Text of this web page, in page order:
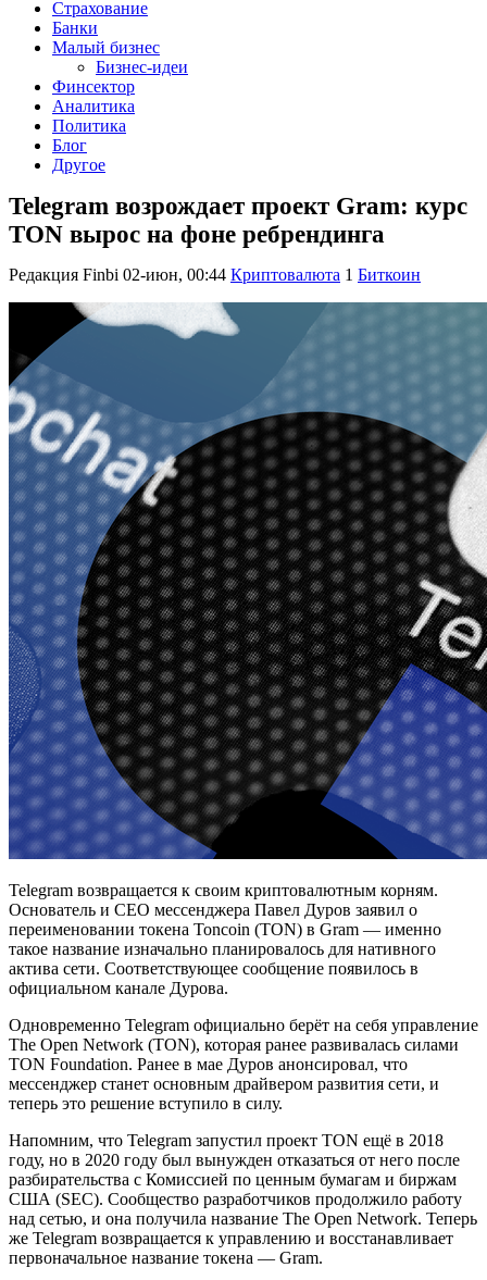
Страхование
Банки
Малый бизнес
Бизнес-идеи
Финсектор
Аналитика
Политика
Блог
Другое
Telegram возрождает проект Gram: курс
TON вырос на фоне ребрендинга
Редакция Finbi 02-июн, 00:44 Криптовалюта 1 Биткоин
Telegram возвращается к своим криптовалютным корням.
Основатель и CEO мессенджера Павел Дуров заявил о
переименовании токена Toncoin (TON) в Gram — именно
такое название изначально планировалось для нативного
актива сети. Соответствующее сообщение появилось в
официальном канале Дурова.
Одновременно Telegram официально берёт на себя управление
The Open Network (TON), которая ранее развивалась силами
TON Foundation. Ранее в мае Дуров анонсировал, что
мессенджер станет основным драйвером развития сети, и
теперь это решение вступило в силу.
Напомним, что Telegram запустил проект TON ещё в 2018
году, но в 2020 году был вынужден отказаться от него после
разбирательства с Комиссией по ценным бумагам и биржам
США (SEC). Сообщество разработчиков продолжило работу
над сетью, и она получила название The Open Network. Теперь
же Telegram возвращается к управлению и восстанавливает
первоначальное название токена — Gram.